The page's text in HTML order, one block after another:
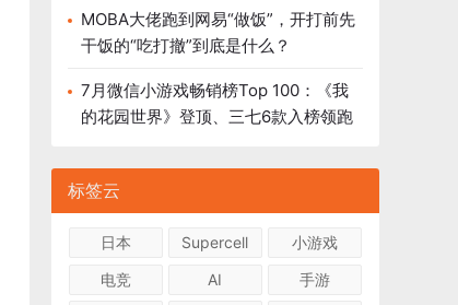
MOBA大佬跑到网易“做饭”，开打前先
干饭的“吃打撤”到底是什么？
7月微信小游戏畅销榜Top 100：《我
的花园世界》登顶、三七6款入榜领跑
标签云
日本 Supercell
小游戏
电竞
AI
手游